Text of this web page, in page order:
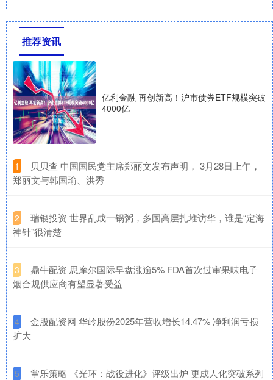
推荐资讯
亿利金融 再创新高！沪市债券ETF规模突破
4000亿
1
​贝贝查 中国国民党主席郑丽文发布声明， 3月28日上午，
郑丽文与韩国瑜、洪秀
2
​瑞银投资 世界乱成一锅粥，多国高层扎堆访华，谁是“定海
神针”很清楚
3
​鼎牛配资 思摩尔国际早盘涨逾5% FDA首次过审果味电子
烟合规供应商有望显著受益
4
​金股配资网 华岭股份2025年营收增长14.47% 净利润亏损
扩大
5
​掌乐策略 《光环：战役进化》评级出炉 更成人化突破系列